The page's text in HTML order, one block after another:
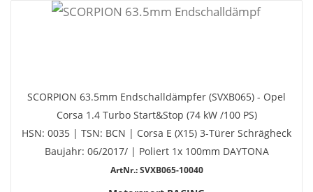
SCORPION 63.5mm Endschalldämpfer (SVXB065) - Opel
Corsa 1.4 Turbo Start&Stop (74 kW /100 PS)
HSN: 0035 | TSN: BCN | Corsa E (X15) 3-Türer Schrägheck
Baujahr: 06/2017/ | Poliert 1x 100mm DAYTONA
ArtNr.: SVXB065-10040